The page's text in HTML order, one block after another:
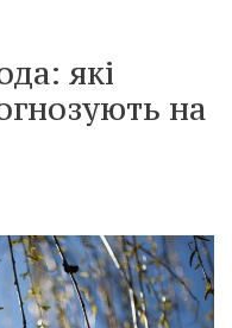
які
на